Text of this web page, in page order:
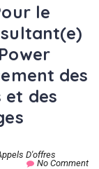
le
des
et des
D'offres
No Comment